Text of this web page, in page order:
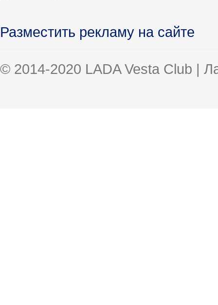
Разместить рекламу на сайте
© 2014-2020 LADA Vesta Club |